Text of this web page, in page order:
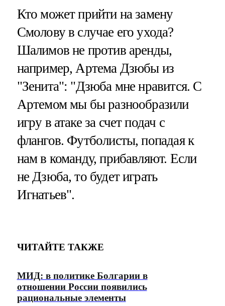
Кто может прийти на замену
Смолову в случае его ухода?
Шалимов не против аренды,
например, Артема Дзюбы из
"Зенита": "Дзюба мне нравится. С
Артемом мы бы разнообразили
игру в атаке за счет подач с
флангов. Футболисты, попадая к
нам в команду, прибавляют. Если
не Дзюба, то будет играть
Игнатьев".
ЧИТАЙТЕ ТАКЖЕ
МИД: в политике Болгарии в
отношении России появились
рациональные элементы